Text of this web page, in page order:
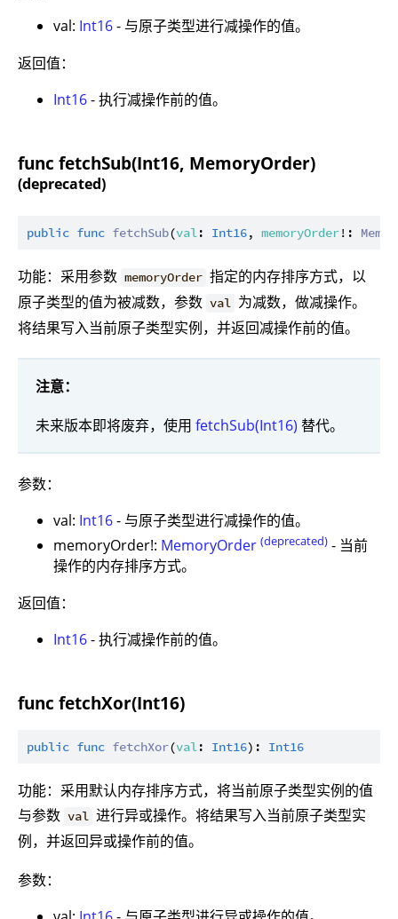
val: Int16- 与原子类型进行减操作的值。
返回值：
Int16- 执行减操作前的值。
func fetchSub(Int16, MemoryOrder)
(deprecated)
public func fetchSub(val: Int16, memoryOrder!:
功能：采用参数 memoryOrder 指定的内存排序方式，以
原子类型的值为被减数，参数 val 为减数，做减操作。
将结果写入当前原子类型实例，并返回减操作前的值。
注意：
未来版本即将废弃，使用 fetchSub(Int16) 替代。
参数：
val: Int16- 与原子类型进行减操作的值。
memoryOrder!: MemoryOrder (deprecated) - 当前
操作的内存排序方式。
返回值：
Int16- 执行减操作前的值。
func fetchXor(Int16)
public func fetchXor(val: Int16): Int16
功能：采用默认内存排序方式，将当前原子类型实例的值
与参数 val 进行异或操作。将结果写入当前原子类型实
例，并返回异或操作前的值。
参数：